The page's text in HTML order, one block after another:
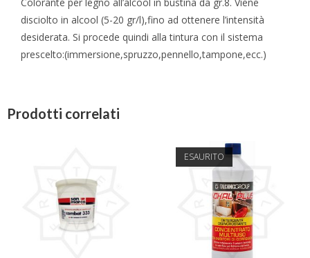
disciolto in alcool (5-20 gr/l),fino ad ottenere l’intensità
desiderata. Si procede quindi alla tintura con il sistema
prescelto:(immersione,spruzzo,pennello,tampone,ecc.)
Prodotti correlati
ESAURITO